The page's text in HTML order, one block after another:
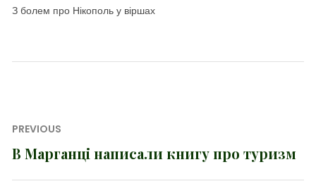
З болем про Нікополь у віршах
Навігація
записів
PREVIOUS
Previous
В Марганці написали книгу про туризм